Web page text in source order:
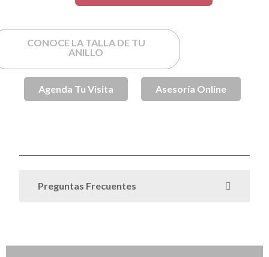
CONOCE LA TALLA DE TU
ANILLO
Agenda Tu Visita Asesoría Online
Preguntas Frecuentes